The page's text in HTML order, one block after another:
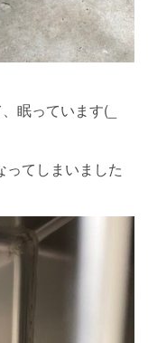
眠っています(_
ってしまいました